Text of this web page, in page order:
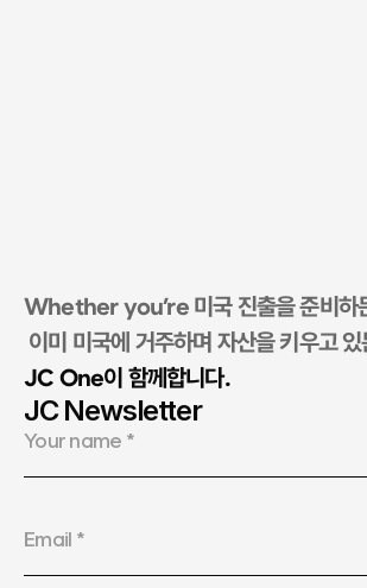
Whether you’re 미국 진출을 준비하
이미 미국에 거주하며 자산을 키우고 있
JC One이 함께합니다.​
JC Newsletter